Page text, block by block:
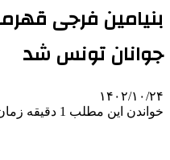
بنیامین فرجی
جوانان تونس شد
۱۴۰۲/۱۰/۲۴
خواندن این مطلب 1 دقیقه زمان میبرد